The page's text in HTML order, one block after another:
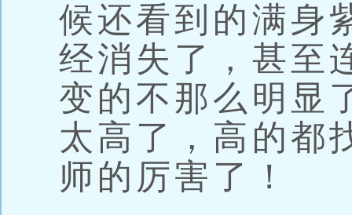
候还看到的满身
经消失了，甚至
变的不那么明显
太高了，高的都
师的厉害了！